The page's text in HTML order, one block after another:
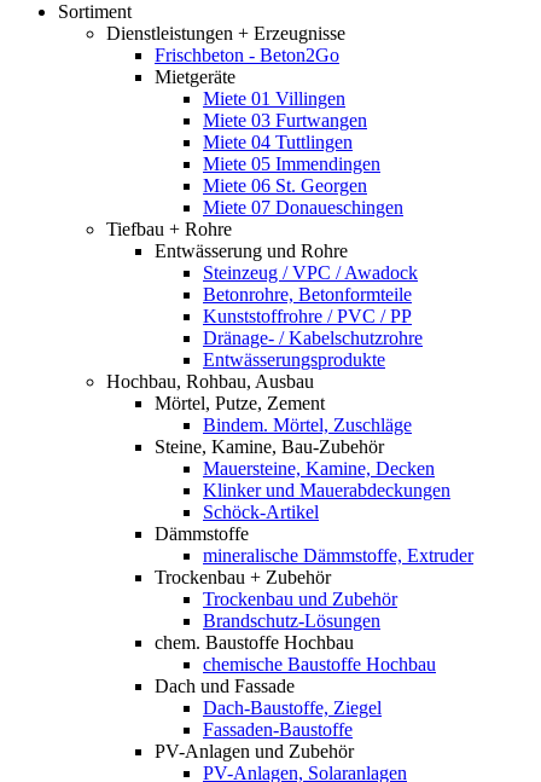
Sortiment
Dienstleistungen + Erzeugnisse
Frischbeton - Beton2Go
Mietgeräte
Miete 01 Villingen
Miete 03 Furtwangen
Miete 04 Tuttlingen
Miete 05 Immendingen
Miete 06 St. Georgen
Miete 07 Donaueschingen
Tiefbau + Rohre
Entwässerung und Rohre
Steinzeug / VPC / Awadock
Betonrohre, Betonformteile
Kunststoffrohre / PVC / PP
Dränage- / Kabelschutzrohre
Entwässerungsprodukte
Hochbau, Rohbau, Ausbau
Mörtel, Putze, Zement
Bindem. Mörtel, Zuschläge
Steine, Kamine, Bau-Zubehör
Mauersteine, Kamine, Decken
Klinker und Mauerabdeckungen
Schöck-Artikel
Dämmstoffe
mineralische Dämmstoffe, Extruder
Trockenbau + Zubehör
Trockenbau und Zubehör
Brandschutz-Lösungen
chem. Baustoffe Hochbau
chemische Baustoffe Hochbau
Dach und Fassade
Dach-Baustoffe, Ziegel
Fassaden-Baustoffe
PV-Anlagen und Zubehör
PV-Anlagen, Solaranlagen